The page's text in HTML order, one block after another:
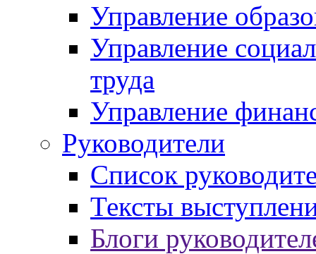
Управление
Управление
труда
Управление
Руководители
Список
Тексты
Блоги